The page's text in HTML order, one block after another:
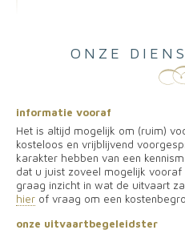
ONZE
informatie vooraf
Het is altijd mogelijk om (ruim)
kosteloos en vrijblijvend
karakter hebben van een
dat u juist zoveel mogelijk
graag inzicht in wat de uitvaart
hier of vraag om een
onze uitvaartbegeleidster